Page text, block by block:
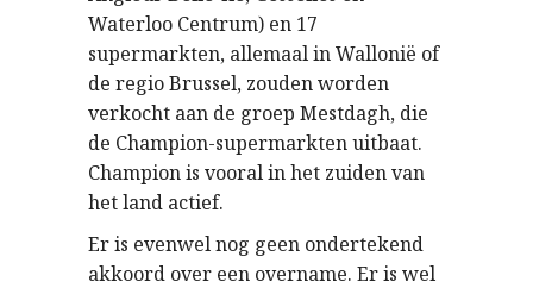
Waterloo Centrum) en 17
supermarkten, allemaal in Wallonië of
de regio Brussel, zouden worden
verkocht aan de groep Mestdagh, die
de Champion-supermarkten uitbaat.
Champion is vooral in het zuiden van
het land actief.
Er is evenwel nog geen ondertekend
akkoord over een overname. Er is wel